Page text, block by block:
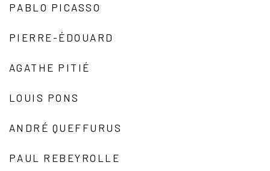
PABLO PICASSO
PIERRE-ÉDOUARD
AGATHE PITIÉ
LOUIS PONS
ANDRÉ QUEFFURUS
PAUL REBEYROLLE